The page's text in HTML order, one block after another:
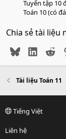
Tuyển tập 10
Toán 10 (có
Chia sẻ tài liệu
Bluesky
Tài liệu Toán 11
Tiếng Việt
Liên hệ